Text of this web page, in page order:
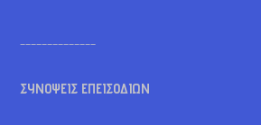
ΣΥΝΟΨΕΙΣ ΕΠΕΙΣΟΔΙΩΝ